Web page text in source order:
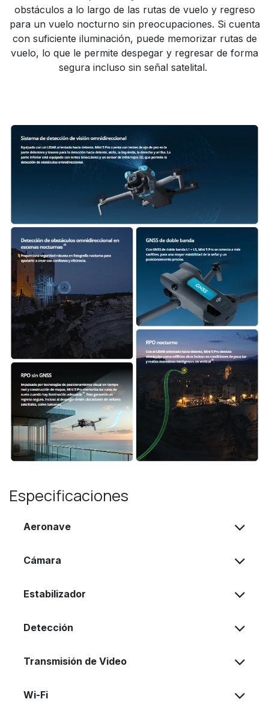
obstáculos a lo largo de las rutas de vuelo y regreso
para un vuelo nocturno sin preocupaciones. Si cuenta
con suficiente iluminación, puede memorizar rutas de
vuelo, lo que le permite despegar y regresar de forma
segura incluso sin señal satelital.
Especificaciones
Aeronave
Cámara
Estabilizador
Detección
Transmisión de Video
Wi-Fi